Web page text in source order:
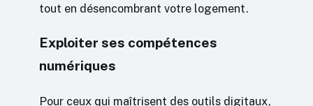
tout en désencombrant votre logement.
Exploiter ses compétences
numériques
Pour ceux qui maîtrisent des outils digitaux,